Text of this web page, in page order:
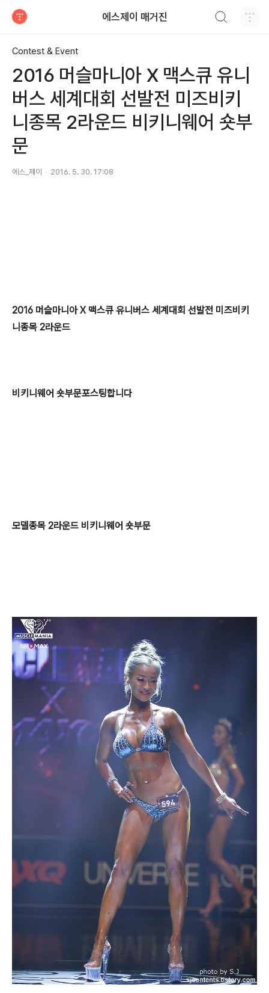
에스제이 매거진
Contest & Event
2016 머슬마니아 X 맥스큐 유니
버스 세계대회 선발전 미즈비키
니종목 2라운드 비키니웨어 숏부
문
에스_제이 2016. 5. 30. 17:08
2016 머슬마니아 X 맥스큐 유니버스 세계대회 선발전 미즈비키
니종목 2라운드
비키니웨어 숏부문포스팅합니다
모델종목 2라운드 비키니웨어 숏부문